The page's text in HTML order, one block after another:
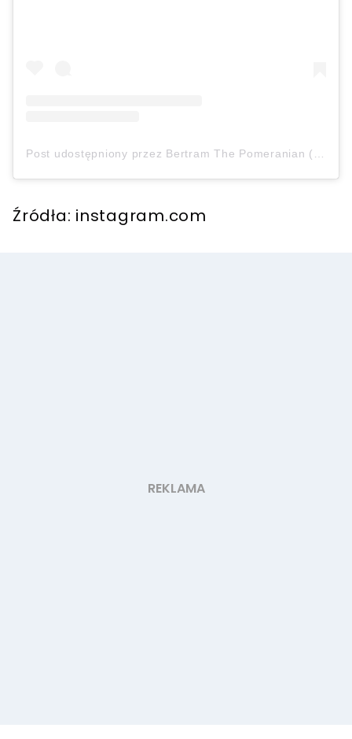
Post udostępniony przez Bertram The Pomeranian (@bertiebertthepom)
Źródła: instagram.com